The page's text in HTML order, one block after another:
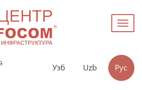
Узб Uzb Рус